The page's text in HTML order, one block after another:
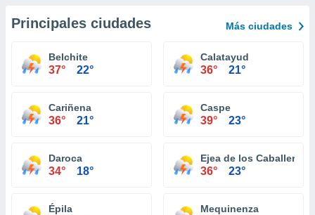
Principales ciudades Más ciudades
Belchite
37° 22°
Calatayud
36° 21°
Cariñena
36° 21°
Caspe
39° 23°
Daroca
34° 18°
Ejea de los Caballeros
36° 23°
Épila Mequinenza